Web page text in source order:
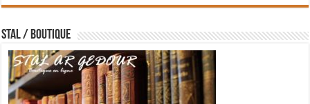
STAL / BOUTIQUE